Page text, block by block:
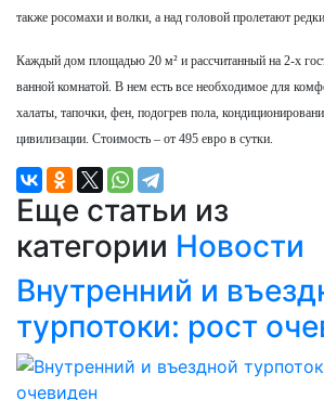
также росомахи и волки, а над головой пролетают
Каждый дом площадью 20 м² и рассчитанный на 2-х
ванной комнатой. В нем есть все необходимое для
халаты, тапочки, фен, подогрев пола,
цивилизации. Стоимость – от 495 евро в сутки.
Еще статьи из
категории Новости
Внутренний и
турпотоки: рост